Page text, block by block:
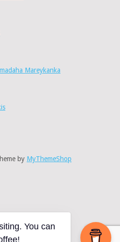
Mareykanka
by MyThemeShop
You can